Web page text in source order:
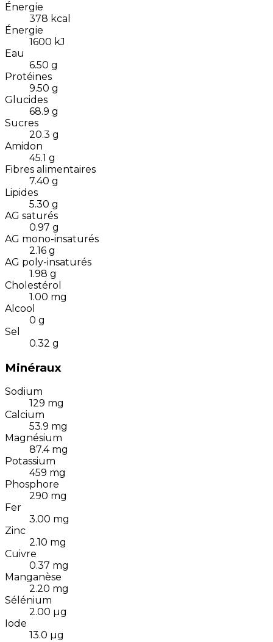
Énergie
378 kcal
Énergie
1600 kJ
Eau
6.50 g
Protéines
9.50 g
Glucides
68.9 g
Sucres
20.3 g
Amidon
45.1 g
Fibres alimentaires
7.40 g
Lipides
5.30 g
AG saturés
0.97 g
AG mono-insaturés
2.16 g
AG poly-insaturés
1.98 g
Cholestérol
1.00 mg
Alcool
0 g
Sel
0.32 g
Minéraux
Sodium
129 mg
Calcium
53.9 mg
Magnésium
87.4 mg
Potassium
459 mg
Phosphore
290 mg
Fer
3.00 mg
Zinc
2.10 mg
Cuivre
0.37 mg
Manganèse
2.20 mg
Sélénium
2.00 µg
Iode
13.0 µg